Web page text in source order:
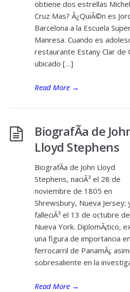
obtiene dos estrellas
Cruz Mas? Â¿QuiÃ©n es
Barcelona a la Escuela
Manresa. Cuando es
restaurante Estany Clar de
ubicado […]
Read More →
BiografÃ­a de
Lloyd Stephens
BiografÃ­a de John Lloyd
Stephens, naciÃ³ el 28 de
noviembre de 1805 en
Shrewsbury, Nueva Jersey;
falleciÃ³ el 13 de octubre
Nueva York. DiplomÃ¡tico,
una figura de importancia
ferrocarril de PanamÃ¡;
sobresaliente en la
Read More →